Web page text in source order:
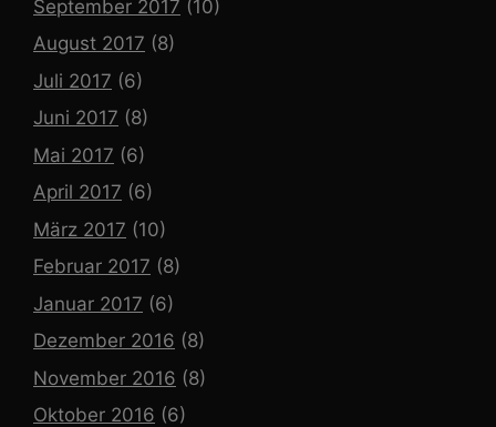
September 2017 (10)
August 2017 (8)
Juli 2017 (6)
Juni 2017 (8)
Mai 2017 (6)
April 2017 (6)
März 2017 (10)
Februar 2017 (8)
Januar 2017 (6)
Dezember 2016 (8)
November 2016 (8)
Oktober 2016 (6)